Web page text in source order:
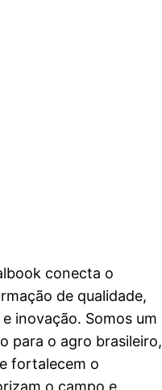
conecta o
de qualidade,
inovação. Somos um
para o agro brasileiro,
fortalecem o
o campo e